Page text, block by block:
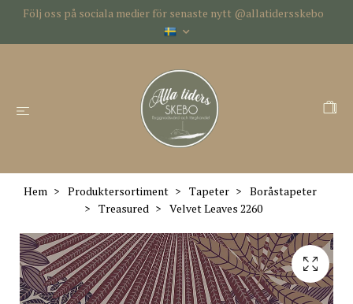
Följ oss på sociala medier för senaste nytt @allatidersskebo
Hem Produktersortiment Tapeter
Boråstapeter
Treasured
Velvet Leaves 2260